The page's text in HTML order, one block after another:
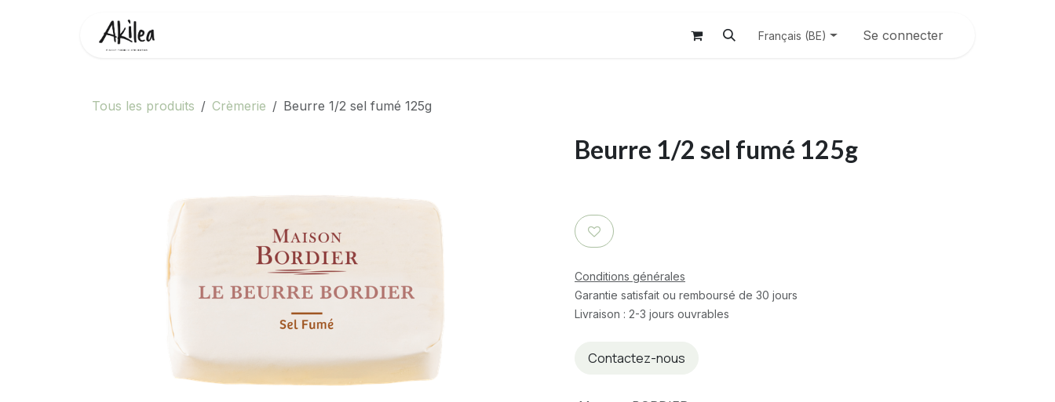
Français (BE) Se connecter
Tous les produits Crèmerie Beurre 1/2 sel fumé 125g
Beurre 1/2 sel fumé 125g
Conditions générales
Garantie satisfait ou remboursé de 30 jours
Livraison : 2-3 jours ouvrables
Contactez-nous